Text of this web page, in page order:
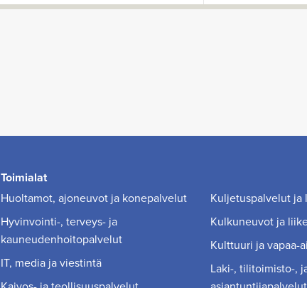
Toimialat
Huoltamot, ajoneuvot ja konepalvelut
Hyvinvointi-, terveys- ja
kauneudenhoitopalvelut
IT, media ja viestintä
Kuljetuspalvelut ja
Kulkuneuvot ja
Kulttuuri ja vapaa-
Laki-, tilitoimisto-,